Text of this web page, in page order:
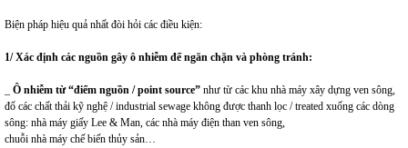
Biện pháp hiệu quả nhất đòi hỏi các điều kiện:
1/ Xác định các nguồn gây ô nhiễm để ngăn chặn và phòng tránh:
Ô nhiễm từ “điểm nguồn / point source” như từ các khu nhà máy xây dựng ven sông,
đổ các chất thải kỹ nghệ / industrial sewage không được thanh lọc / treated xuống các dòng
sông: nhà máy giấy Lee & Man, các nhà máy điện than ven sông,
chuỗi nhà máy chế biến thủy sản…